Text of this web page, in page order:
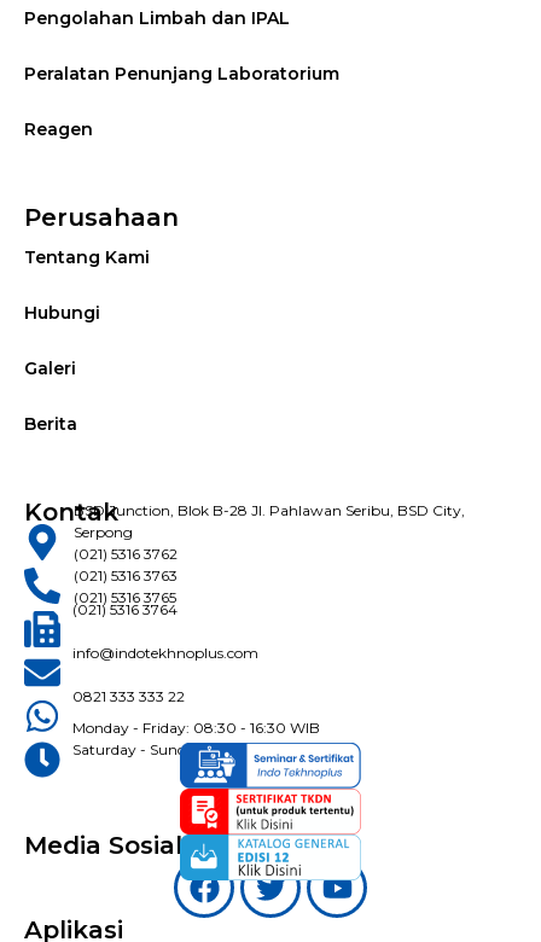
Pengolahan Limbah dan IPAL
Peralatan Penunjang Laboratorium
Reagen
Perusahaan
Tentang Kami
Hubungi
Galeri
Berita
KontakBSD Junction, Blok B-28 Jl. Pahlawan Seribu, BSD City,
Serpong
(021) 5316 3762
(021) 5316 3763
(021) 5316 3765
(021) 5316 3764
info@indotekhnoplus.com
0821 333 333 22
Monday - Friday: 08:30 - 16:30 WIB
Saturday - Sunday: Closed
Media Sosial
Aplikasi